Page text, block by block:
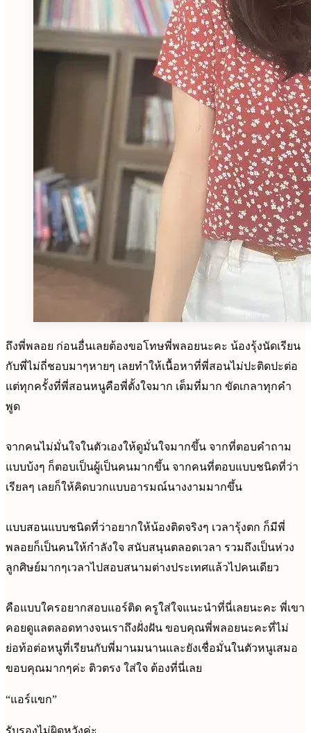
ถึงพี่พลอย ก่อนอื่นเลยต้องขอโทษพี่พลอยนะคะ น้องรุ้งนัดเรียน
กับพี่ไม่ถี่ชอบมาๆหายๆ เลยทำให้เนื้อหาที่พี่สอนไม่ปะติดปะต่อ
แต่ทุกครั้งที่พี่สอนหนูคือพี่ตั้งใจมาก เต็มที่มาก ขัดเกลาทุกคำ
พูด
จากคนไม่มั่นใจในตัวเองให้ดูมั่นใจมากขึ้น จากที่ตอบคำถาม
แบบบ้งๆ ก็ตอบเป็นผู้เป็นคนมากขึ้น จากคนที่ตอบแบบชนิดที่ว่า
เรียลๆ เลยก็ให้คิดบวกแบบอารมณ์นางงามมากขึ้น
แบบสอนแบบชนิดที่ว่าอยากให้น้องติดจริงๆ เวลารุ้งตก ก็มีพี่
พลอยก็เป็นคนให้กำลังใจ สนับสนุนตลอดเวลา รวมถึงเป็นห่วง
ลูกศิษย์มากๆเวลาไปสอบสนามต่างประเทศแล้วไปคนเดียว
คือแบบใครอยากสอบแอร์ติด ครูใส่ใจแนะนำที่นี่เลยนะคะ พี่เขา
คอยดูแลตลอดทางจนเราถึงฝั่งฝัน ขอบคุณพี่พลอยนะคะที่ไม่
ย่อท้อต่อหนูที่เรียนกับพี่มานมนานและยังเชื่อมั่นในตัวหนูเสมอ
ขอบคุณมากๆค่ะ ติวตรง ใส่ใจ ต้องที่นี่เลย
“แอร์แขก”
รับรองไม่ผิดหวังค่ะ